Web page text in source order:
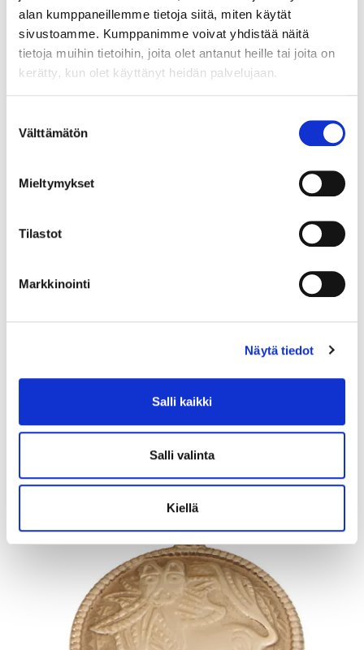
alan kumppaneillemme tietoja siitä, miten käytät
sivustoamme. Kumppanimme voivat yhdistää näitä
tietoja muihin tietoihin, joita olet antanut heille tai joita on
kerätty, kun olet käyttänyt heidän palvelujaan.
valinta
Välttämätön
Mieltymykset
Tilastot
Markkinointi
Näytä tiedot
Salli kaikki
Salli valinta
Kiellä
Kiviriipus, desing Aukusti Paatola, mitat 41x58mm, 830br, Paino:
Johtava huuto:myyri
17.8.2026 19:43:00